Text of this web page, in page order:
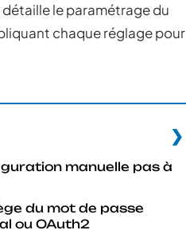
le paramétrage du
chaque réglage pour
manuelle pas à
du mot de passe
ou OAuth2